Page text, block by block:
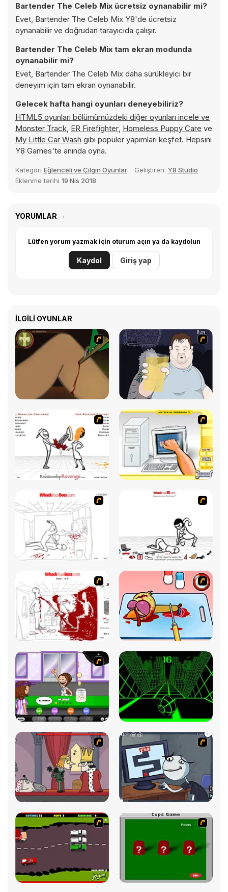
Bartender The Celeb Mix ücretsiz oynanabilir mi?
Evet, Bartender The Celeb Mix Y8'de ücretsiz
oynanabilir ve doğrudan tarayıcıda çalışır.
Bartender The Celeb Mix tam ekran modunda
oynanabilir mi?
Evet, Bartender The Celeb Mix daha sürükleyici bir
deneyim için tam ekran oynanabilir.
Gelecek hafta hangi oyunları deneyebiliriz?
HTML5 oyunları bölümümüzdeki diğer oyunları incele ve
Monster Track, ER Firefighter, Homeless Puppy Care ve
My Little Car Wash gibi popüler yapımları keşfet. Hepsini
Y8 Games'te anında oyna.
Kategori Eğlenceli ve Çılgın Oyunlar Geliştiren: Y8 Studio
Eklenme tarihi 19 Nis 2018
YORUMLAR
Lütfen yorum yazmak için oturum açın ya da kaydolun
Kaydol Giriş yap
İLGILI OYUNLAR